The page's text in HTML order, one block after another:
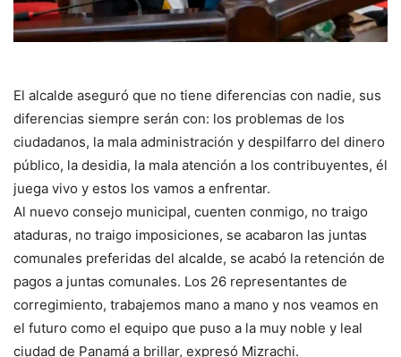
El alcalde aseguró que no tiene diferencias con nadie, sus
diferencias siempre serán con: los problemas de los
ciudadanos, la mala administración y despilfarro del dinero
público, la desidia, la mala atención a los contribuyentes, él
juega vivo y estos los vamos a enfrentar.
Al nuevo consejo municipal, cuenten conmigo, no traigo
ataduras, no traigo imposiciones, se acabaron las juntas
comunales preferidas del alcalde, se acabó la retención de
pagos a juntas comunales. Los 26 representantes de
corregimiento, trabajemos mano a mano y nos veamos en
el futuro como el equipo que puso a la muy noble y leal
ciudad de Panamá a brillar, expresó Mizrachi.